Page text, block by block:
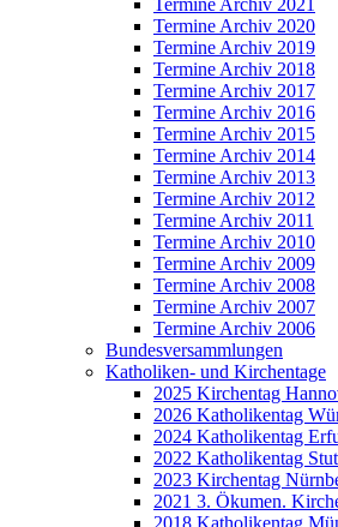
Termine Archiv 2021
Termine Archiv 2020
Termine Archiv 2019
Termine Archiv 2018
Termine Archiv 2017
Termine Archiv 2016
Termine Archiv 2015
Termine Archiv 2014
Termine Archiv 2013
Termine Archiv 2012
Termine Archiv 2011
Termine Archiv 2010
Termine Archiv 2009
Termine Archiv 2008
Termine Archiv 2007
Termine Archiv 2006
Bundesversammlungen
Katholiken- und Kirchentage
2025 Kirchentag
2026 Katholikentag
2024 Katholikentag
2022 Katholikentag
2023 Kirchentag
2021 3. Ökumen.
2018 Katholikentag